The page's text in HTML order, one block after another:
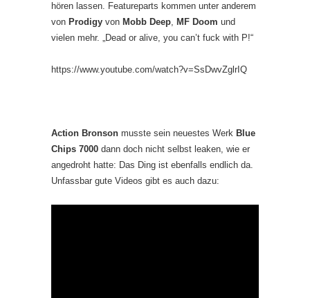
hören lassen. Featureparts kommen unter anderem
von Prodigy von Mobb Deep, MF Doom und
vielen mehr. „Dead or alive, you can’t fuck with P!“
https://www.youtube.com/watch?v=SsDwvZglrIQ
Action Bronson musste sein neuestes Werk Blue
Chips 7000 dann doch nicht selbst leaken, wie er
angedroht hatte: Das Ding ist ebenfalls endlich da.
Unfassbar gute Videos gibt es auch dazu: